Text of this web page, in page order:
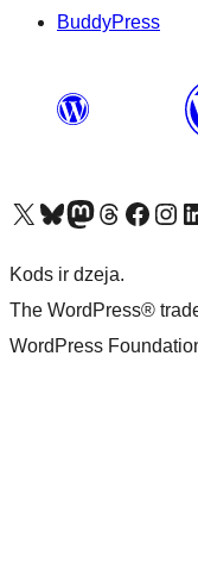
BuddyPress
Apmeklējiet mūsu X (agrāk Twitter) kontu
Apmeklējiet mūsu Bluesky kontu
Apmeklējiet mūsu Mastodon kontu
Apmeklējiet mūsu Threads kontu
Apmeklējiet mūsu Facebook lapu
Apmeklējiet mūsu
Kods ir dzeja.
The WordPress®
WordPress